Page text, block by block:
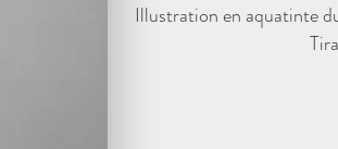
Illustration en aquatinte